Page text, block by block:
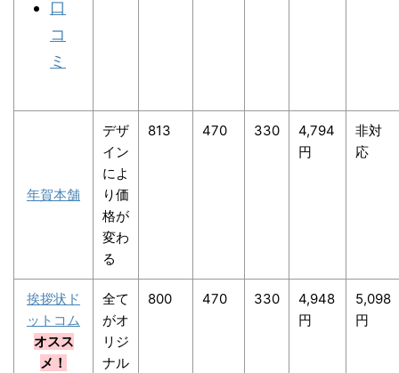
口
コ
ミ
年賀本舗
デザ
イン
によ
り価
格が
変わ
る
813 470 330
4,794
円
非対
応
挨拶状ド
ットコム
オスス
メ！
全て
がオ
リジ
ナル
800 470 330
4,948
円
5,098
円